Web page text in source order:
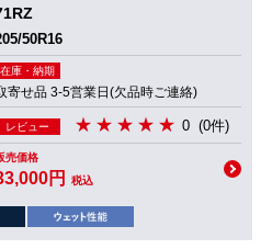
50R16
在庫・納期
寄せ品 3-5営業日(欠品時ご連絡)
レビュー 0 (0件)
売価格
円 税込